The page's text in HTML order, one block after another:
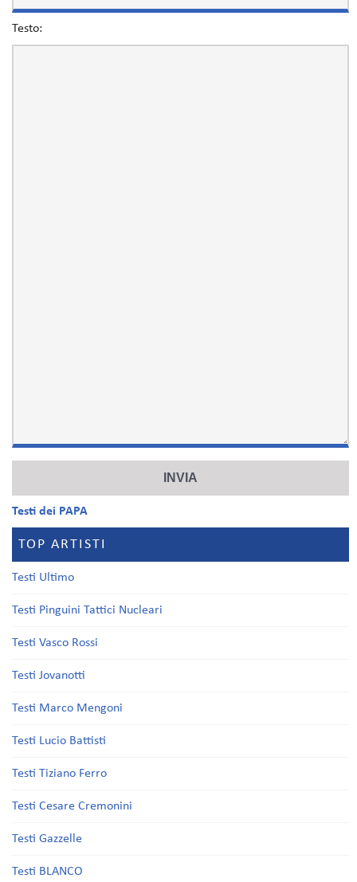
Testo:
Testi dei PAPA
TOP ARTISTI
Testi Ultimo
Testi Pinguini Tattici Nucleari
Testi Vasco Rossi
Testi Jovanotti
Testi Marco Mengoni
Testi Lucio Battisti
Testi Tiziano Ferro
Testi Cesare Cremonini
Testi Gazzelle
Testi BLANCO